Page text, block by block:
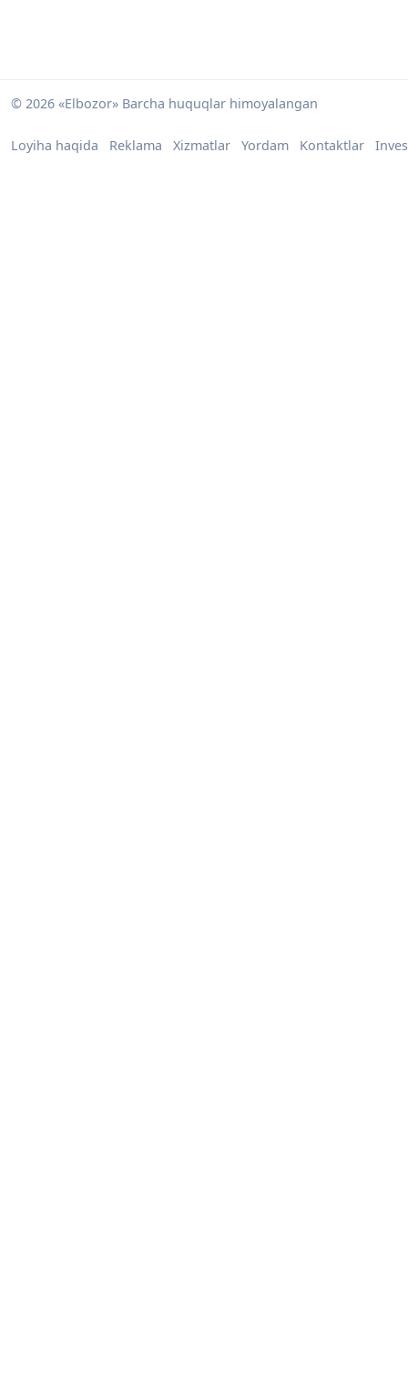
© 2026 «Elbozor» Barcha huquqlar himoyalangan
Loyiha haqida Reklama Xizmatlar Yordam Kontaktlar